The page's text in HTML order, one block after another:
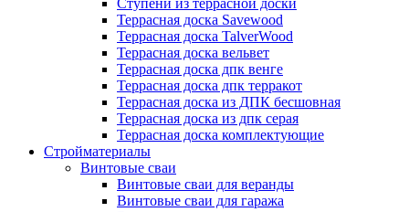
Ступени из террасной доски
Террасная доска Savewood
Террасная доска TalverWood
Террасная доска вельвет
Террасная доска дпк венге
Террасная доска дпк терракот
Террасная доска из ДПК бесшовная
Террасная доска из дпк серая
Террасная доска комплектующие
Стройматериалы
Винтовые сваи
Винтовые сваи для веранды
Винтовые сваи для гаража